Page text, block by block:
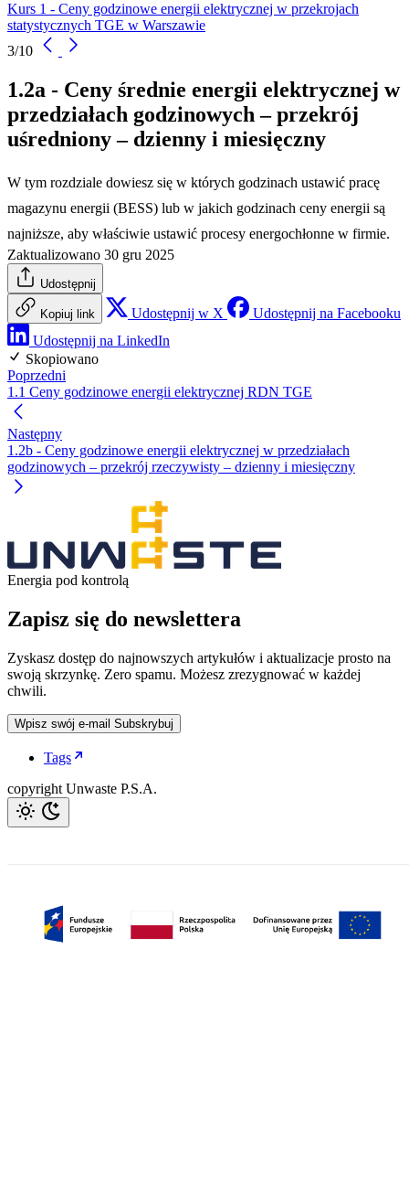
Kurs 1 - Ceny godzinowe energii elektrycznej w przekrojach
statystycznych TGE w Warszawie
3/10
1.2a - Ceny średnie energii elektrycznej w
przedziałach godzinowych – przekrój
uśredniony – dzienny i miesięczny
W tym rozdziale dowiesz się w których godzinach ustawić pracę
magazynu energii (BESS) lub w jakich godzinach ceny energii są
najniższe, aby właściwie ustawić procesy energochłonne w firmie.
Zaktualizowano 30 gru 2025
Udostępnij
Kopiuj link Udostępnij w X
Udostępnij na Facebooku
Udostępnij na LinkedIn
Skopiowano
Poprzedni
1.1 Ceny godzinowe energii elektrycznej RDN TGE
Następny
1.2b - Ceny godzinowe energii elektrycznej w przedziałach
godzinowych – przekrój rzeczywisty – dzienny i miesięczny
Energia pod kontrolą
Zapisz się do newslettera
Zyskasz dostęp do najnowszych artykułów i aktualizacje prosto na
swoją skrzynkę. Zero spamu. Możesz zrezygnować w każdej
chwili.
Wpisz swój e-mail Subskrybuj
Tags
copyright Unwaste P.S.A.